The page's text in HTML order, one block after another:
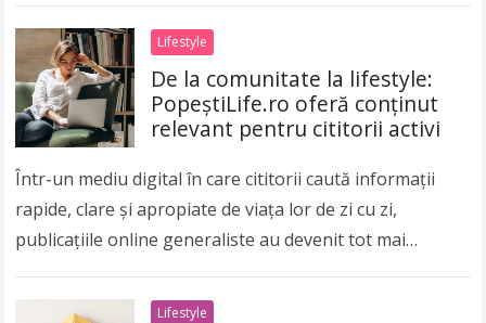
Lifestyle
De la comunitate la lifestyle:
PopeștiLife.ro oferă conținut
relevant pentru cititorii activi
Într-un mediu digital în care cititorii caută informații
rapide, clare și apropiate de viața lor de zi cu zi,
publicațiile online generaliste au devenit tot mai
Lifestyle